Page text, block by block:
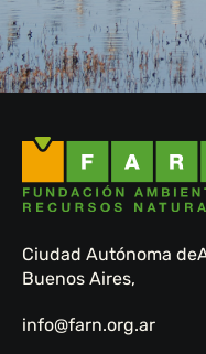
Ciudad Autónoma de
Buenos Aires,
info@farn.org.ar